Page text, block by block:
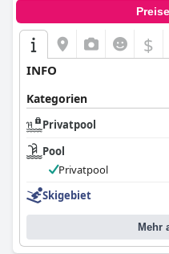
$
INFO
Kategorien
Privatpool
Pool
Privatpool
Skigebiet
Mehr